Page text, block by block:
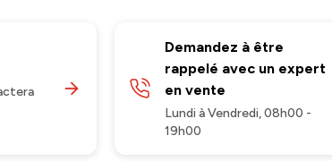
Demandez à être
rappelé avec un expert
en vente
Lundi à Vendredi, 08h00 -
19h00